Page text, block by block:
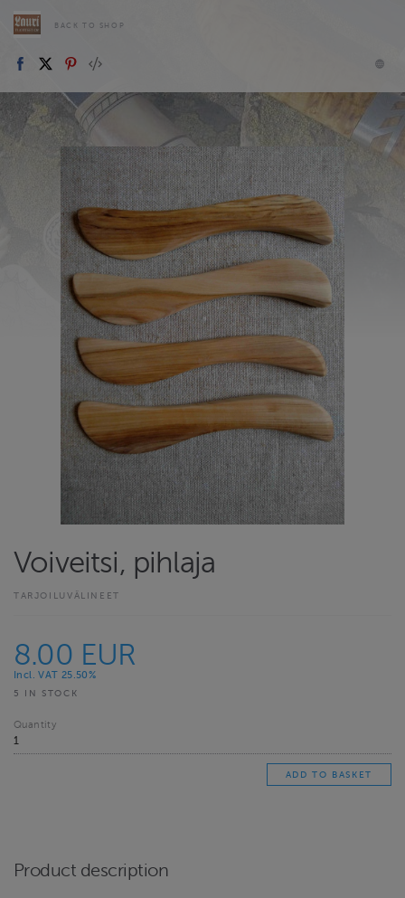
BACK TO SHOP
Voiveitsi, pihlaja
TARJOILUVÄLINEET
8.00 EUR
Incl. VAT 25.50%
5 IN STOCK
Quantity
Product description